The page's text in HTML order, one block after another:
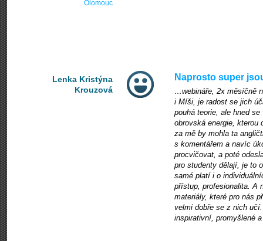
Olomouc
Lenka Kristýna
Krouzová
Naprosto super
…webináře, 2x měsíčně
i Míši, je radost se jich
pouhá teorie, ale hned
obrovská energie,
za mě by mohla ta
s komentářem a navíc
procvičovat, a poté
pro studenty dělají, je to
samé platí i o
přístup, profesionalita. A
materiály, které pro nás
velmi dobře se z nich
inspirativní, promyšlené